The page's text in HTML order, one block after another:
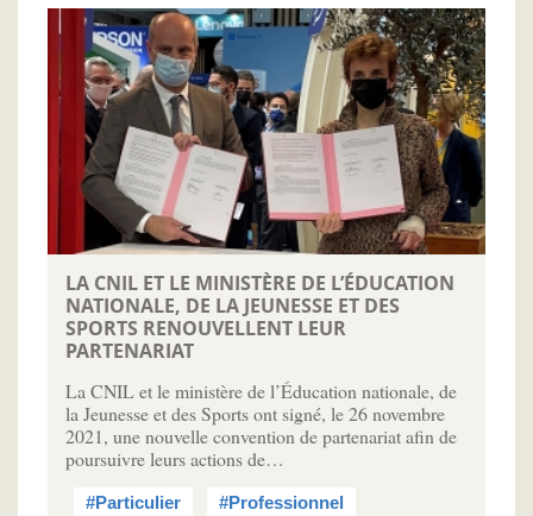
LA CNIL ET LE MINISTÈRE DE L’ÉDUCATION
NATIONALE, DE LA JEUNESSE ET DES
SPORTS RENOUVELLENT LEUR
PARTENARIAT
La CNIL et le ministère de l’Éducation nationale, de
la Jeunesse et des Sports ont signé, le 26 novembre
2021, une nouvelle convention de partenariat afin de
poursuivre leurs actions de…
#Particulier #Professionnel